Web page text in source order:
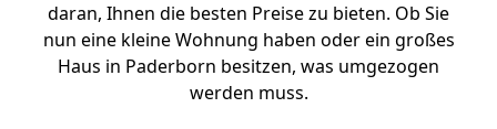
daran, Ihnen die besten Preise zu bieten. Ob Sie
nun eine kleine Wohnung haben oder ein großes
Haus in Paderborn besitzen, was umgezogen
werden muss.